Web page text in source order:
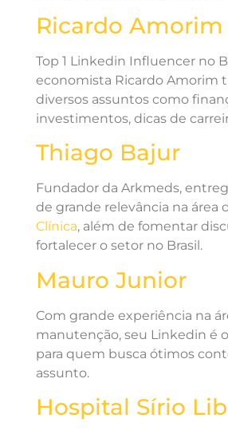
Ricardo Amorim
Top 1 Linkedin Influencer no
economista Ricardo Amorim
diversos assuntos como
investimentos, dicas de
Thiago Bajur
Fundador da Arkmeds,
de grande relevância na área
Clínica, além de fomentar
fortalecer o setor no Brasil.
Mauro Junior
Com grande experiência na
manutenção, seu Linkedin é
para quem busca ótimos
assunto.
Hospital Sírio